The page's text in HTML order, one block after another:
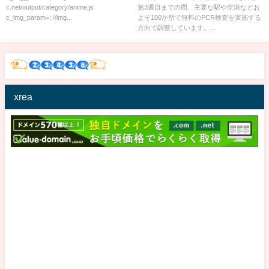
c.net/output/category/anime.js
c_img_param=; //img...
TBS NEWS DIG
第3週目までの間、主要な駅や空港などお
よそ100か所で無料のPCR検査を実施する
方向で調整しています。...
xrea